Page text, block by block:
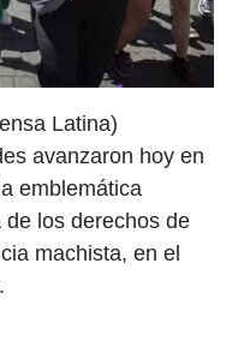
Latina)
avanzaron hoy en
emblemática
los derechos de
machista, en el